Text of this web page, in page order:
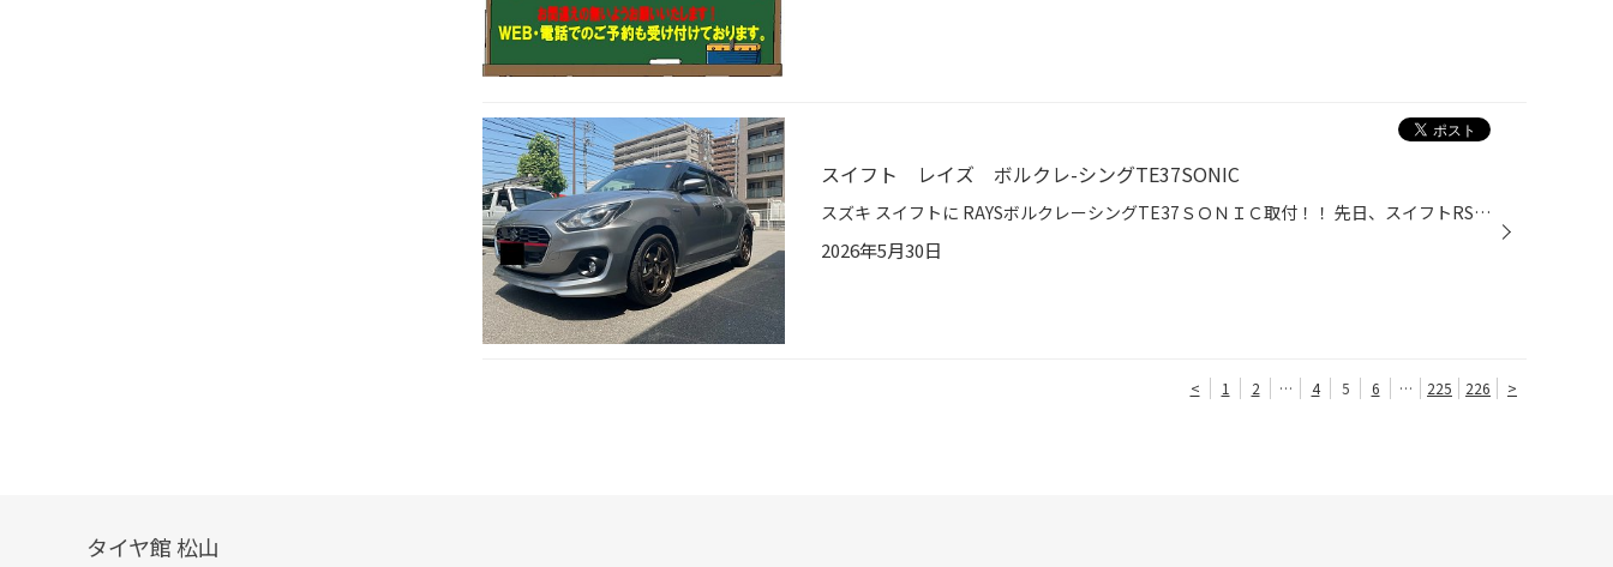
スイフト レイズ ボルクレ-シングTE37SONIC
スズキ スイフトに RAYSボルクレーシングTE37ＳＯＮＩＣ取付！！ 先日、スイフトRSにホイールを取り付けしましたので ご紹介します！！ RAYSボルクレーシングTE37SONICを 取り付けました！！ 注文を頂いたのは１月、、、、、 大変お待たせしました！！！ 早速取り付け写真を貼ります！！ ご覧くださ...
2026年5月30日
< 1 2 … 4 5 6 … 225 226 >
タイヤ館 松山